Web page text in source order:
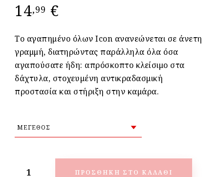
14,99 €
Το αγαπημένο όλων Icon ανανεώνεται σε άνετη
γραμμή, διατηρώντας παράλληλα όλα όσα
αγαπούσατε ήδη: απρόσκοπτο κλείσιμο στα
δάχτυλα, στοχευμένη αντικραδασμική
προστασία και στήριξη στην καμάρα.
ΠΡΟΣΘΉΚΗ ΣΤΟ ΚΑΛΆΘΙ